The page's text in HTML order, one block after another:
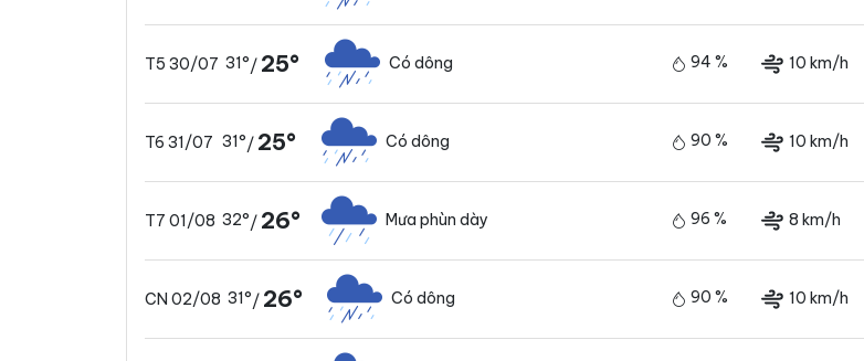
T5 30/07 31°/ 25° Có dông 94 % 10 km/h
T6 31/07 31°/ 25° Có dông 90 % 10 km/h
T7 01/08 32°/ 26° Mưa phùn dày 96 % 8 km/h
CN 02/08 31°/ 26° Có dông 90 % 10 km/h